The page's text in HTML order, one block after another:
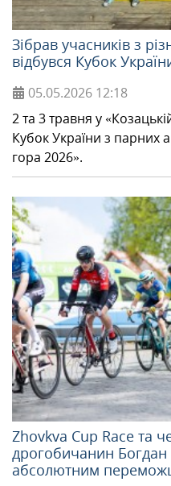
Зібрав учасників з
відбувся Кубок
05.05.2026 12:18
2 та 3 травня у
Кубок України з парних
гора 2026».
Zhovkva Cup Race та
дрогобичанин Богдан
абсолютним